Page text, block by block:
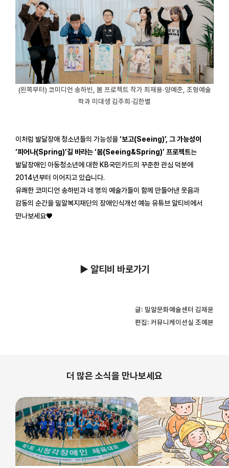
(왼쪽부터) 코미디언 송하빈, 봄 프로젝트 작가 최재용·양예준, 조형예술
학과 미대생 김주희·김한별
이처럼 발달장애 청소년들의 가능성을‘보고(Seeing)’, 그 가능성이
‘피어나(Spring)’길 바라는 ‘봄(Seeing&Spring)’ 프로젝트는
발달장애인 아동청소년에 대한 KB국민카드의 꾸준한 관심 덕분에
2014년부터 이어지고 있습니다.
유쾌한 코미디언 송하빈과 네 명의 예술가들이 함께 만들어낸 웃음과
감동의 순간을 밀알복지재단의 장애인식개선 예능 유튜브 알티비에서
만나보세요♥
▶ 알티비 바로가기
글: 밀알문화예술센터 김재윤
편집: 커뮤니케이션실 조예본
더 많은 소식을 만나보세요